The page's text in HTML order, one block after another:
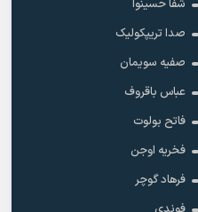
شفا حسینوا
صدا تریپکولیک
صفیه سویمان
عباس باقروف
فاتح بولوت
فخریه اوجن
فرهاد گوچر